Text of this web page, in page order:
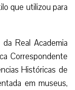
que utilizou para
Real Academia
Correspondente
Históricas de
em museus,